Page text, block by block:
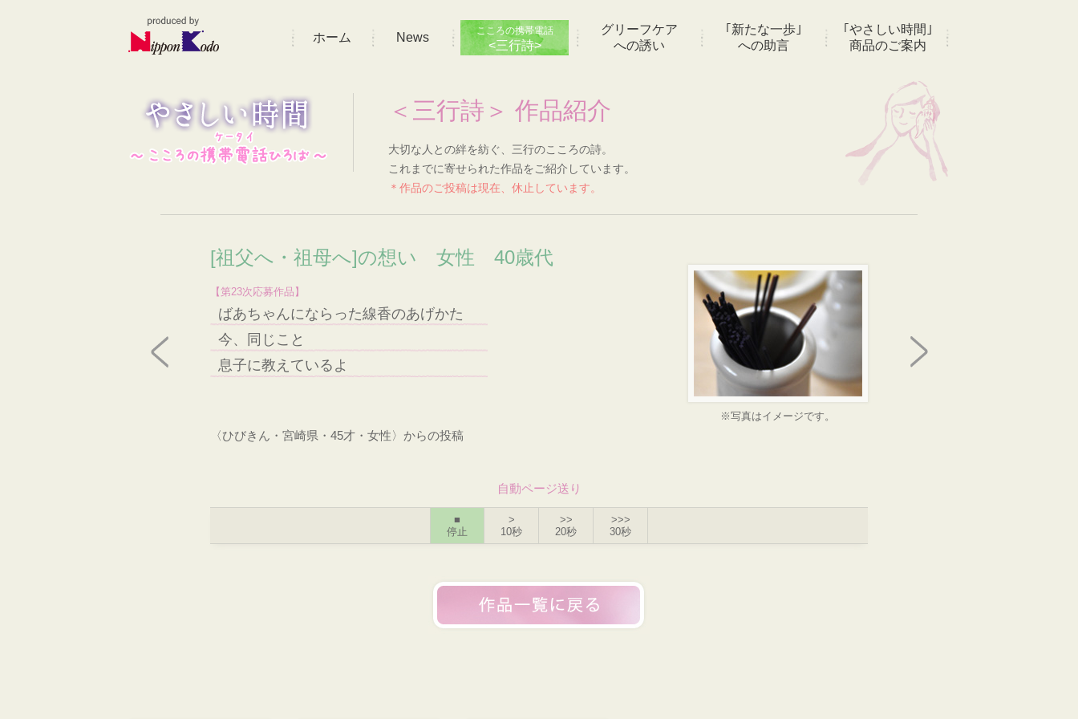
ホーム News こころの携帯電話
<三行詩>
グリーフケア
への誘い
｢新たな一歩｣
への助言
｢やさしい時間｣
商品のご案内
＜三行詩＞ 作品紹介
大切な人との絆を紡ぐ、三行のこころの詩。
これまでに寄せられた作品をご紹介しています。
＊作品のご投稿は現在、休止しています。
[祖父へ・祖母へ]の想い 女性 40歳代
【第23次応募作品】
ばあちゃんにならった線香のあげかた
今、同じこと
息子に教えているよ
※写真はイメージです。
〈ひびきん・宮崎県・45才・女性〉からの投稿
自動ページ送り
■
停止
>
10秒
>>
20秒
>>>
30秒